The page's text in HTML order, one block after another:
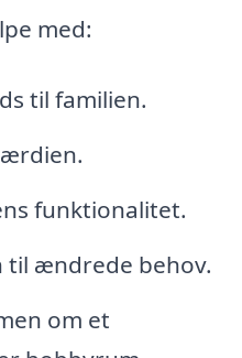
med:
til familien.
funktionalitet.
til ændrede behov.
om et